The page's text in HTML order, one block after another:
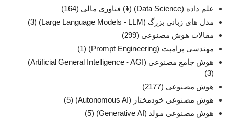
علم داده (Data Science)
(1) فناوری مالی (164)
مدل های زبانی بزرگ (Large Language Models - LLM)
(3)
مقالات هوش مصنوعی (299)
مهندسی پرامپت (Prompt Engineering)
(1)
هوش جامع مصنوعی (Artificial General Intelligence - AGI)
(3)
هوش مصنوعی (2177)
هوش مصنوعی خودمختار (Autonomous AI)
(5)
هوش مصنوعی مولد (Generative AI)
(5)